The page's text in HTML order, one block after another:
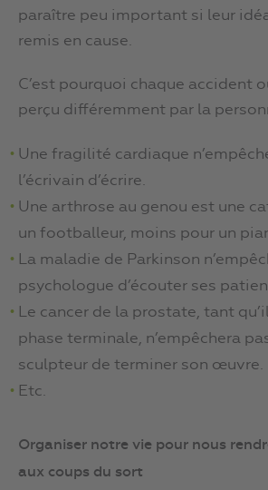
paraître peu important si leur
remis en cause.
C’est pourquoi chaque accident
perçu différemment par la
Une fragilité cardiaque
l’écrivain d’écrire.
Une arthrose au genou est une
un footballeur, moins pour un
La maladie de Parkinson
psychologue d’écouter ses
Le cancer de la prostate, tant
phase terminale, n’empêchera
sculpteur de terminer son œuvre.
Etc.
Organiser notre vie pour nous
aux coups du sort